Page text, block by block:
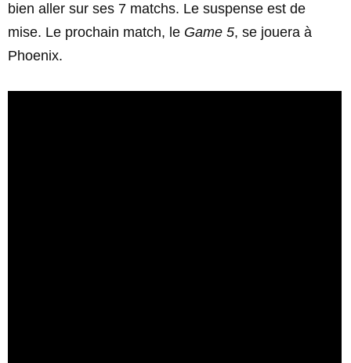
bien aller sur ses 7 matchs. Le suspense est de
mise. Le prochain match, le Game 5, se jouera à
Phoenix.